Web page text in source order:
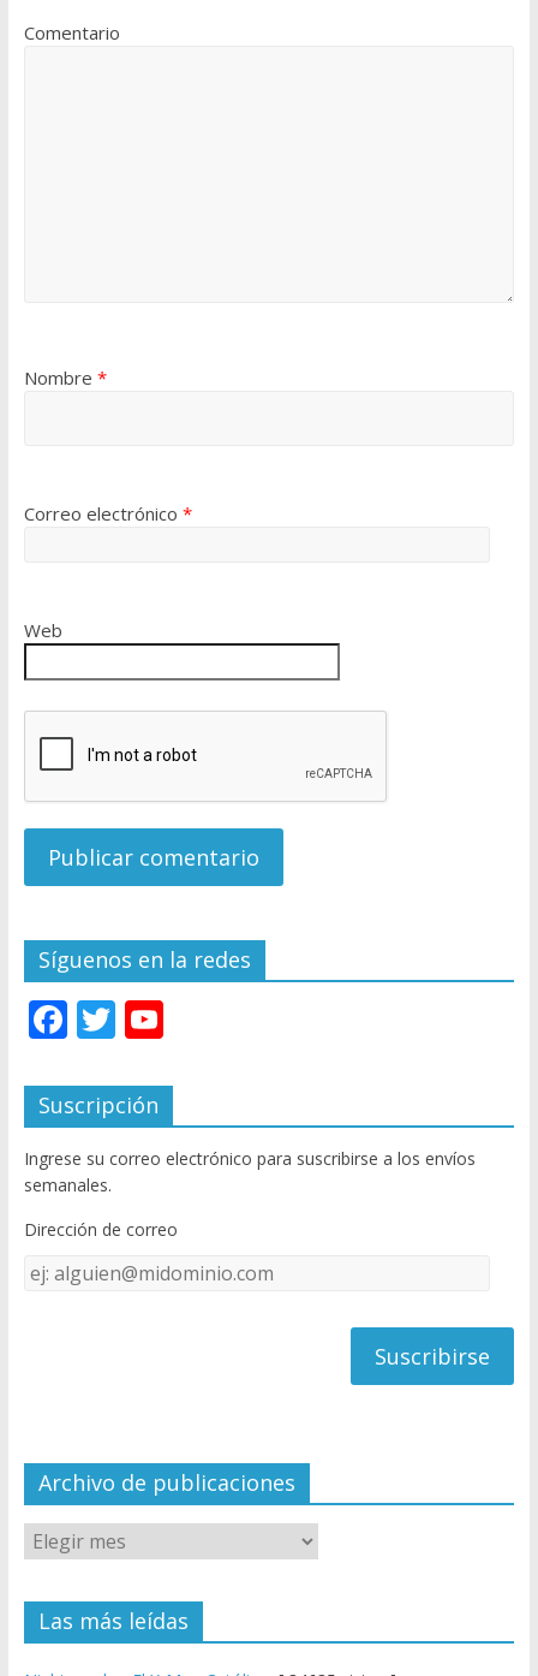
Comentario
Nombre *
Correo electrónico *
Web
Síguenos en la redes
F
e
b
o
o
k
T
itt
er
Y
u
T
u
e
C
el
Suscripción
Ingrese su correo electrónico para suscribirse a los envíos
semanales.
Dirección de correo
Dirección
de
Archivo de publicaciones
Las más leídas